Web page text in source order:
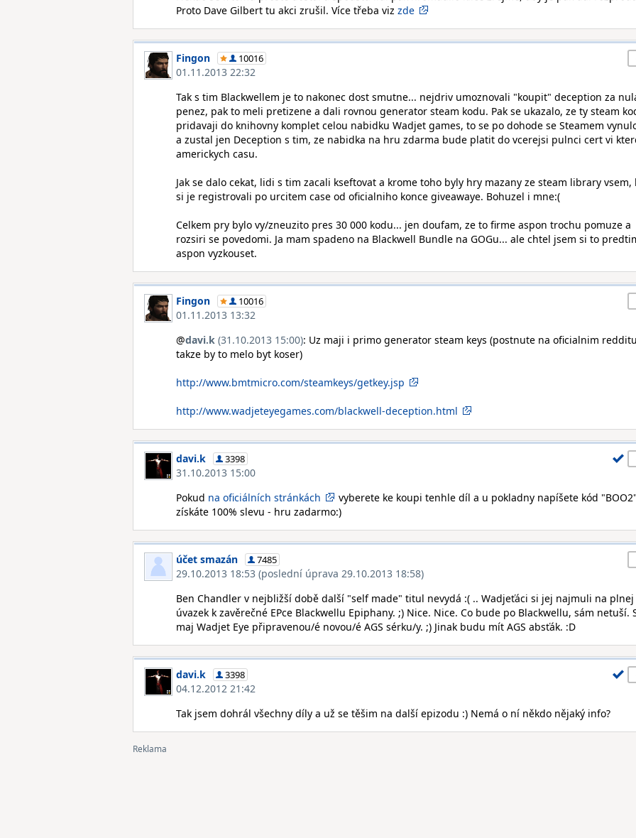
Proto Dave Gilbert tu akci zrušil. Více třeba viz zde
Fingon 10016
01.11.2013 22:32
Tak s tim Blackwellem je to nakonec dost smutne... nejdriv umoznovali "koupit" deception za
penez, pak to meli pretizene a dali rovnou generator steam kodu. Pak se ukazalo, ze ty steam
pridavaji do knihovny komplet celou nabidku Wadjet games, to se po dohode se Steamem
a zustal jen Deception s tim, ze nabidka na hru zdarma bude platit do vcerejsi pulnci cert vi
americkych casu.
Jak se dalo cekat, lidi s tim zacali kseftovat a krome toho byly hry mazany ze steam library vsem,
si je registrovali po urcitem case od oficialniho konce giveawaye. Bohuzel i mne:(
Celkem pry bylo vy/zneuzito pres 30 000 kodu... jen doufam, ze to firme aspon trochu pomuze a
rozsiri se povedomi. Ja mam spadeno na Blackwell Bundle na GOGu... ale chtel jsem si to
aspon vyzkouset.
Fingon 10016
01.11.2013 13:32
@davi.k (31.10.2013 15:00): Uz maji i primo generator steam keys (postnute na oficialnim
takze by to melo byt koser)
http://www.bmtmicro.com/steamkeys/getkey.jsp
http://www.wadjeteyegames.com/blackwell-deception.html
davi.k 3398
31.10.2013 15:00
Pokud na oficiálních stránkách
vyberete ke koupi tenhle díl a u pokladny napíšete kód "BOO2"
získáte 100% slevu - hru zadarmo:)
účet smazán 7485
29.10.2013 18:53 (poslední úprava 29.10.2013 18:58)
Ben Chandler v nejbližší době další "self made" titul nevydá :( .. Wadjeťáci si jej najmuli na plnej
úvazek k zavěrečné EPce Blackwellu Epiphany. ;) Nice. Nice. Co bude po Blackwellu, sám netuší.
maj Wadjet Eye připravenou/é novou/é AGS sérku/y. ;) Jinak budu mít AGS absťák. :D
davi.k 3398
04.12.2012 21:42
Tak jsem dohrál všechny díly a už se těšim na další epizodu :) Nemá o ní někdo nějaký info?